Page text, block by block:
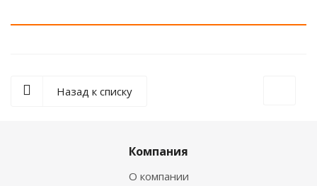
Назад к списку
Компания
О компании